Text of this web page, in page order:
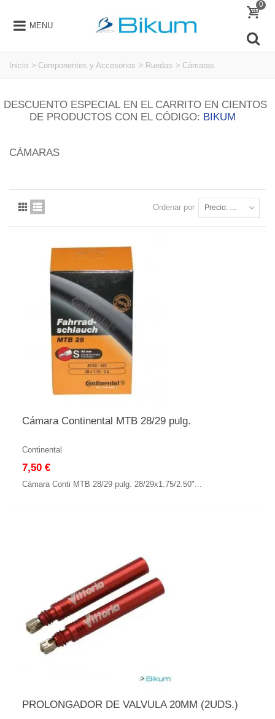
MENU
0
Inicio > Componentes y Accesorios > Ruedas > Cámaras
DESCUENTO ESPECIAL EN EL CARRITO EN CIENTOS
DE PRODUCTOS CON EL CÓDIGO: BIKUM
CÁMARAS
Ordenar por Precio: más baratos primero
Cámara Continental MTB 28/29 pulg.
Continental
7,50 €
Cámara Conti MTB 28/29 pulg. 28/29x1.75/2.50"...
PROLONGADOR DE VALVULA 20MM (2UDS.)